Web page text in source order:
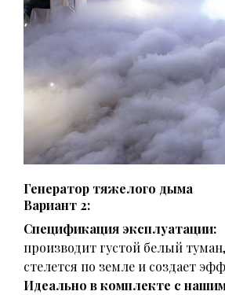
Генератор тяжелого дыма
Вариант 2:
Спецификация эксплуатации:
производит густой белый
стелется по земле и создает
Идеально в комплекте с